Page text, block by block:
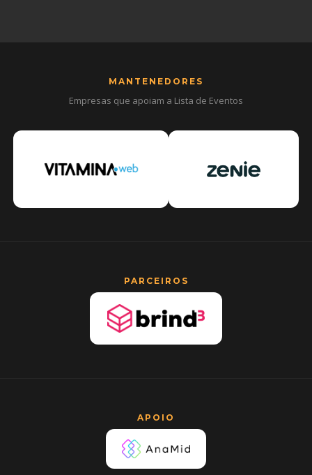
MANTENEDORES
Empresas que apoiam a Lista de Eventos
PARCEIROS
APOIO